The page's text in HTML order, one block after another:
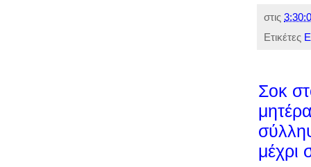
στις
Ετικέτες
Σοκ
μέχρι